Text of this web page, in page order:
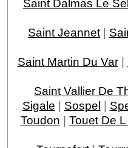
Saint Dalmas Le
Saint Jeannet |
Saint Martin Du Var|
Saint Vallier De
Sigale | Sospel |
Toudon | Touet De